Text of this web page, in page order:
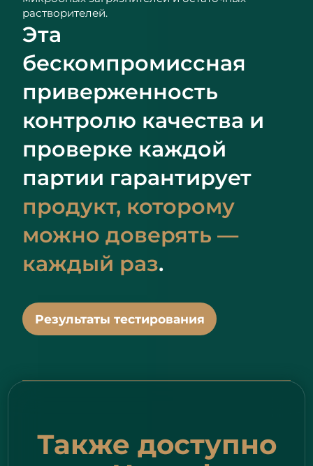
растворителей.
Эта
бескомпромиссная
приверженность
контролю качества и
проверке каждой
партии гарантирует
продукт, которому
можно доверять —
каждый раз.
Результаты тестирования
Также доступно